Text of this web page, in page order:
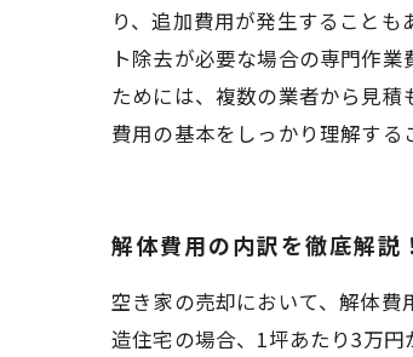
り、追加費用が発生すること
ト除去が必要な場合の専門作
ためには、複数の業者から見
費用の基本をしっかり理解する
解体費用の内訳を徹底解説
空き家の売却において、解体
造住宅の場合、1坪あたり3万